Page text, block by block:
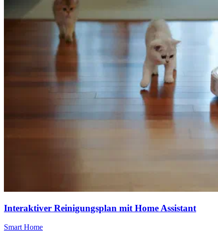
Interaktiver Reinigungsplan mit Home Assistant
Smart Home